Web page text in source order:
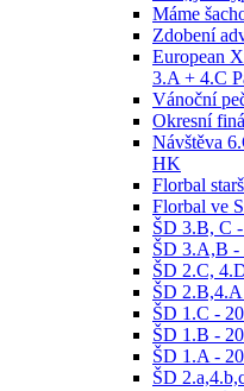
Máme
Zdobení
European
3.A + 4.C
Vánoční
Okresní
Návštěva
HK
Florbal
Florbal ve
ŠD 3.B, C
ŠD 3.A,B -
ŠD 2.C,
ŠD
ŠD 1.C -
ŠD 1.B -
ŠD 1.A -
ŠD